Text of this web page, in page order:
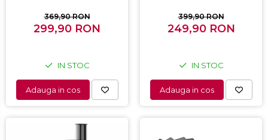
Pulse, Negru
369,90 RON
299,90 RON
IN STOC
Adauga in cos
m3/h, 1 Motor, 2 Trepte
putere, 60 cm, Negru
399,90 RON
249,90 RON
IN STOC
Adauga in cos